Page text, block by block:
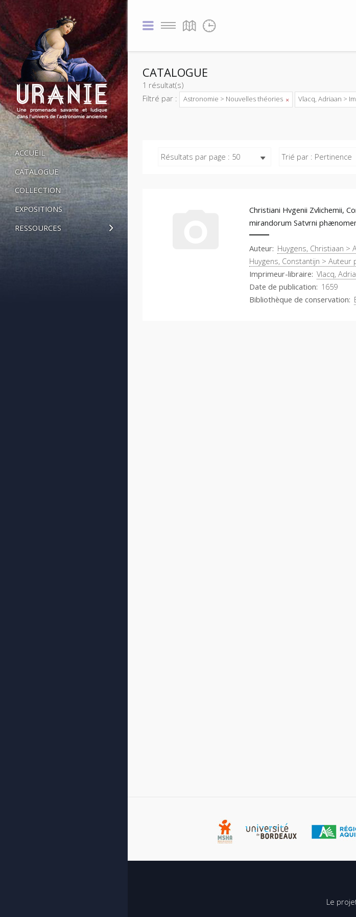
ACCUEIL
CATALOGUE
COLLECTION
EXPOSITIONS
RESSOURCES
CATALOGUE
1 résultat(s)
Filtré par :
Astronomie > Nouvelles théories Vlacq, Adriaan >
Résultats par page : 50 Trié par : Pertinence
Christiani Hvgenii Zvlichemii,
mirandorum Satvrni
Auteur Huygens, Christiaan >
Huygens, Constantijn > Auteur
Imprimeur-libraire Vlacq,
Date de publication 1659
Bibliothèque de conservation
Le